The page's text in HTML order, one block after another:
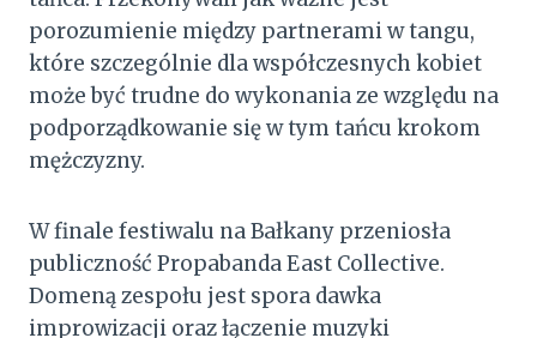
porozumienie między partnerami w tangu,
które szczególnie dla współczesnych kobiet
może być trudne do wykonania ze względu na
podporządkowanie się w tym tańcu krokom
mężczyzny.
W finale festiwalu na Bałkany przeniosła
publiczność Propabanda East Collective.
Domeną zespołu jest spora dawka
improwizacji oraz łączenie muzyki